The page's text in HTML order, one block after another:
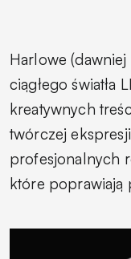
Harlowe
ciągłego światła
kreatywnych
twórczej
profesjonalnych
które poprawiają